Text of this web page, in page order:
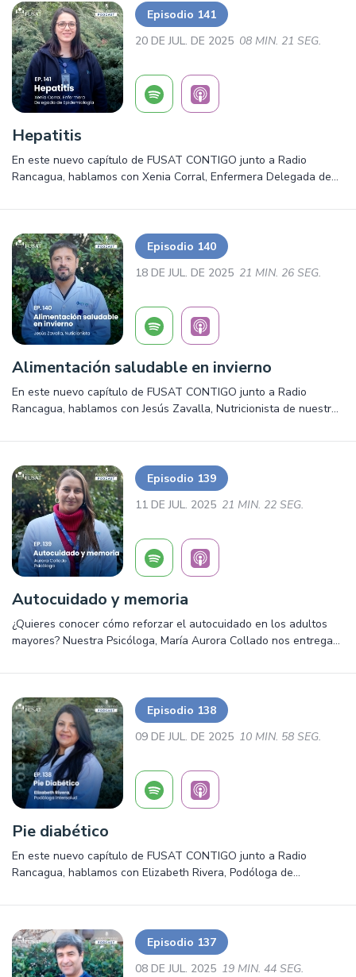
Episodio 141
20 DE JUL. DE 2025 08 MIN. 21 SEG.
Hepatitis
En este nuevo capítulo de FUSAT CONTIGO junto a Radio
Rancagua, hablamos con Xenia Corral, Enfermera Delegada de
¡Escúchalo ya!
Episodio 140
18 DE JUL. DE 2025 21 MIN. 26 SEG.
Alimentación saludable en invierno
En este nuevo capítulo de FUSAT CONTIGO junto a Radio
Rancagua, hablamos con Jesús Zavalla, Nutricionista de nuestro
Salud, prevención y mucho más ¡Escúchalo ya!
Episodio 139
11 DE JUL. 2025 21 MIN. 22 SEG.
Autocuidado y memoria
¿Quieres conocer cómo reforzar el autocuidado en los adultos
mayores? Nuestra Psicóloga, María Aurora Collado nos entrega
autocuidado de nuestros adultos mayores, así como las señales
deterioro cognitivo. Escucha la entrevista que concedió a la
Radio Rancagua.
Episodio 138
09 DE JUL. DE 2025 10 MIN. 58 SEG.
Pie diabético
En este nuevo capítulo de FUSAT CONTIGO junto a Radio
Rancagua, hablamos con Elizabeth Rivera, Podóloga de
prevención y mucho más ¡Escúchalo ya!
Episodio 137
08 DE JUL. 2025 19 MIN. 44 SEG.